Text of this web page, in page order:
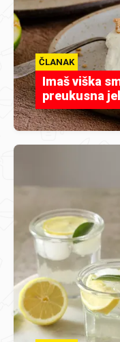
ČLANAK
Imaš viška
preukusna